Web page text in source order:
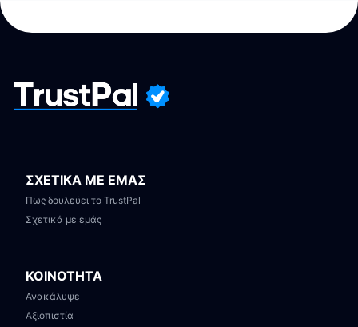
ΣΧΕΤΙΚΑ ΜΕ ΕΜΑΣ
Πως δουλεύει το TrustPal
Σχετικά με εμάς
ΚΟΙΝΟΤΗΤΑ
Ανακάλυψε
Αξιοπιστία